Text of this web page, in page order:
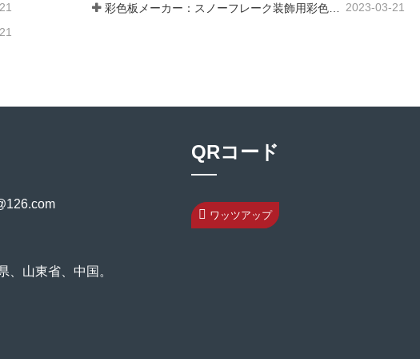
彩色板メーカー：スノーフレーク装飾用彩色板を正しく製造ラインから送り出す
2023-03-21
、山東省、中国。
QRコード
ワッツアップ